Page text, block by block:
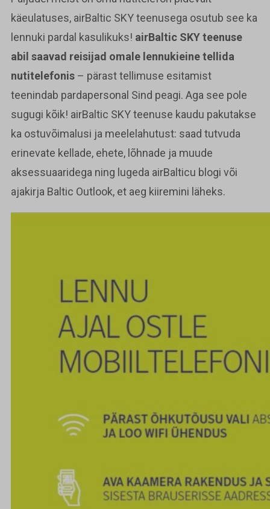
käeulatuses, airBaltic SKY teenusega osutub see ka
lennuki pardal kasulikuks! airBaltic SKY teenuse
abil saavad reisijad omale lennukieine tellida
nutitelefonis – pärast tellimuse esitamist
teenindab pardapersonal Sind peagi. Aga see pole
sugugi kõik! airBaltic SKY teenuse kaudu pakutakse
ka ostuvõimalusi ja meelelahutust: saad tutvuda
erinevate kellade, ehete, lõhnade ja muude
aksessuaaridega ning lugeda airBalticu blogi või
ajakirja Baltic Outlook, et aeg kiiremini läheks.